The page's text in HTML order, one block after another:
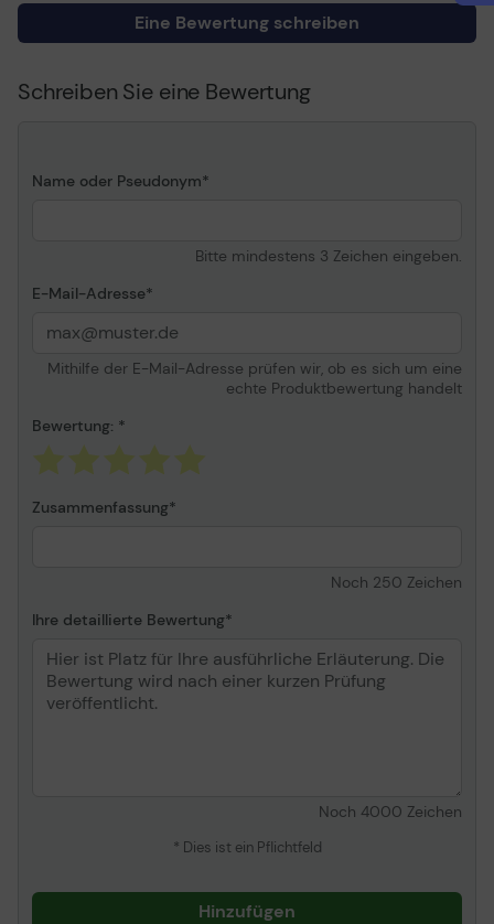
Kompatibel mit OKI CC813n
Eine Bewertung schreiben
Schreiben Sie eine Bewertung
Name oder Pseudonym
Bitte mindestens 3 Zeichen eingeben.
E-Mail-Adresse
Mithilfe der E-Mail-Adresse prüfen wir, ob es sich um eine
echte Produktbewertung handelt
Bewertung:
Zusammenfassung
Noch 250 Zeichen
Ihre detaillierte Bewertung
Noch 4000 Zeichen
* Dies ist ein Pflichtfeld
Hinzufügen